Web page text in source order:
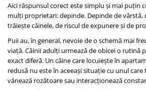
Aici răspunsul corect este simplu și mai puțin
mulți proprietari: depinde. Depinde de vârstă,
trăiește câinele, de riscul de expunere și de
Puii au, în general, nevoie de o schemă mai
viață. Câinii adulți urmează de obicei o rutină
exact diferă. Un câine care locuiește în
redusă nu este în aceeași situație cu unul care
vânează rozătoare sau interacționează